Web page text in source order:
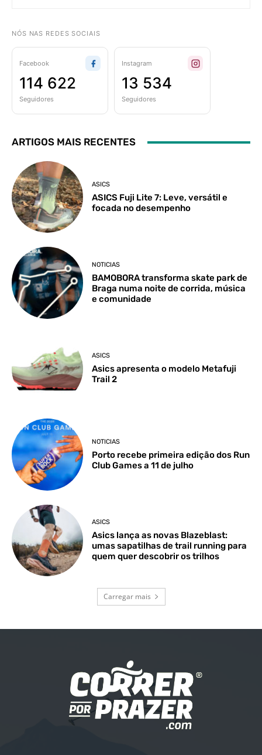
NÓS NAS REDES SOCIAIS
Facebook
114 622
Seguidores
Instagram
13 534
Seguidores
ARTIGOS MAIS RECENTES
ASICS
ASICS Fuji Lite 7: Leve, versátil e
focada no desempenho
NOTICIAS
BAMOBORA transforma skate park de
Braga numa noite de corrida, música
e comunidade
ASICS
Asics apresenta o modelo Metafuji
Trail 2
NOTICIAS
Porto recebe primeira edição dos Run
Club Games a 11 de julho
ASICS
Asics lança as novas Blazeblast:
umas sapatilhas de trail running para
quem quer descobrir os trilhos
Carregar mais